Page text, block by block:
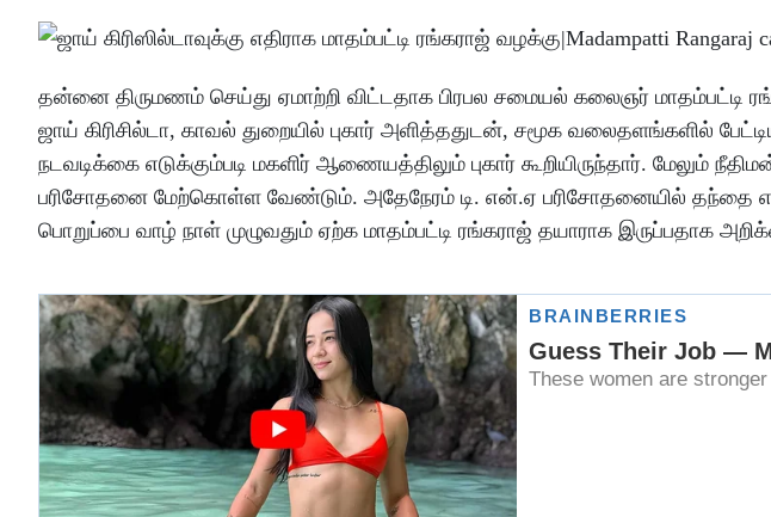
தன்னை திருமணம் செய்து ஏமாற்றி விட்டதாக பிரபல சமையல் கலைஞர் மாதம்பட்டி
ஜாய் கிரிசில்டா, காவல் துறையில் புகார் அளித்ததுடன், சமூக வலைதளங்களில்
நடவடிக்கை எடுக்கும்படி மகளிர் ஆணையத்திலும் புகார் கூறியிருந்தார். மேலும்
பரிசோதனை மேற்கொள்ள வேண்டும். அதேநேரம் டி. என்.ஏ பரிசோதனையில் தந்தை
பொறுப்பை வாழ் நாள் முழுவதும் ஏற்க மாதம்பட்டி ரங்கராஜ் தயாராக இருப்பதாக